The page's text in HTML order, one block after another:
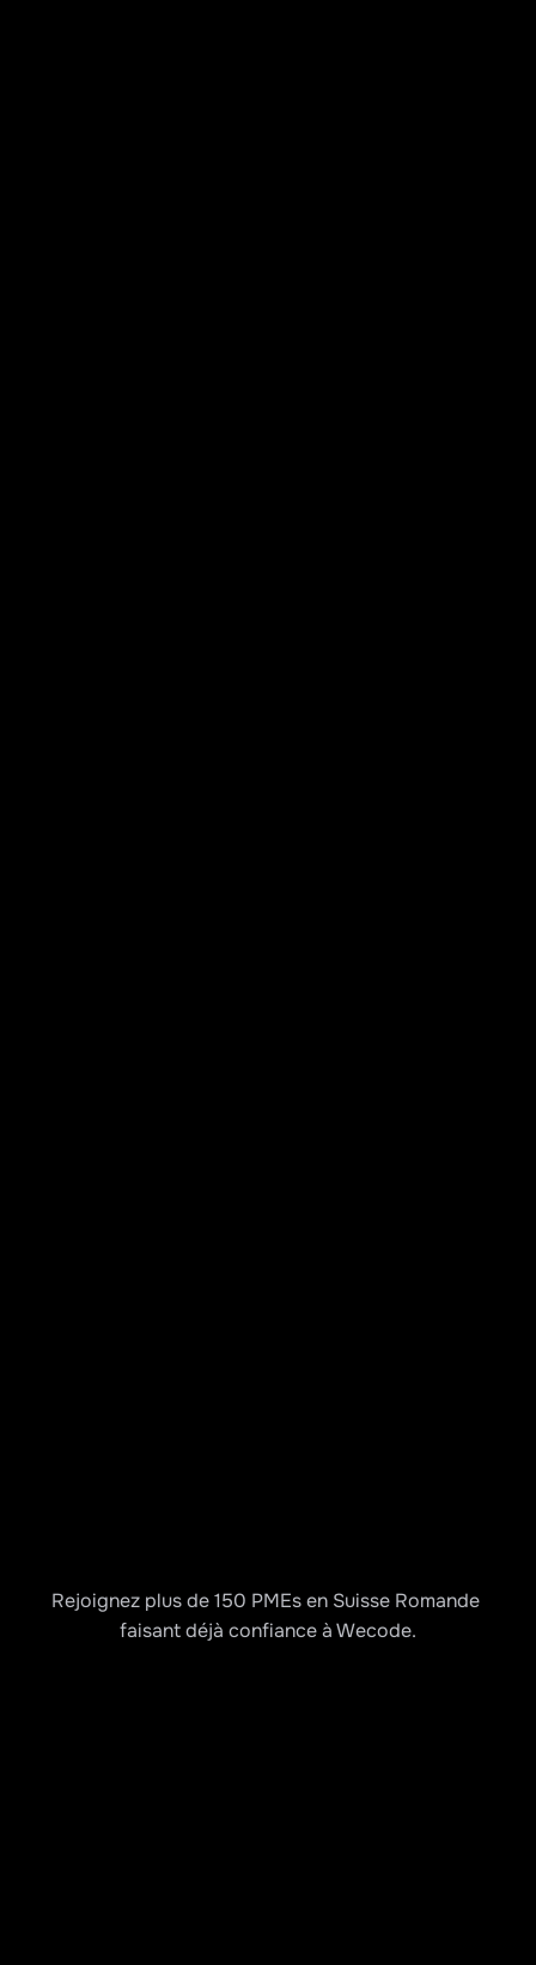
Rejoignez plus de 150 PMEs en Suisse Romande
faisant déjà confiance à Wecode.